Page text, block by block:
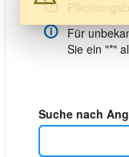
Für
Sie ein "*"
Suche nach